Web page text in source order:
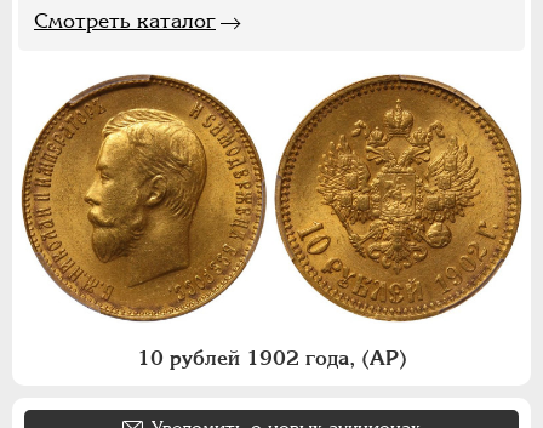
Смотреть каталог
10 рублей 1902 года, (АР)